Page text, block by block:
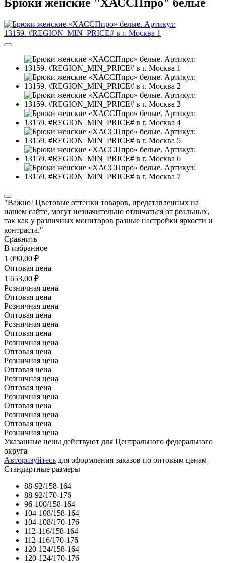
"Важно! Цветовые оттенки товаров, представленных на
нашем сайте, могут незначительно отличаться от реальных,
так как у различных мониторов разные настройки яркости и
контраста."
Сравнить
В избранное
1 090,00 ₽
Оптовая цена
1 653,00 ₽
Розничная цена
Оптовая цена
Розничная цена
Оптовая цена
Розничная цена
Оптовая цена
Розничная цена
Оптовая цена
Розничная цена
Оптовая цена
Розничная цена
Оптовая цена
Розничная цена
Оптовая цена
Розничная цена
Оптовая цена
Розничная цена
Указанные цены действуют для Центрального федерального
округа
Авторизуйтесь для оформления заказов по оптовым ценам
Стандартные размеры
88-92/158-164
88-92/170-176
96-100/158-164
104-108/158-164
104-108/170-176
112-116/158-164
112-116/170-176
120-124/158-164
120-124/170-176